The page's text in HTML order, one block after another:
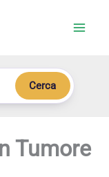
Cerca
Tumore